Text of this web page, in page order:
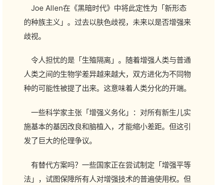
Joe Allen在《黑暗时代》中将此定性为「新形态
的种族主义」。过去以肤色歧视，未来以是否增强来
歧视。
令人担忧的是「生殖隔离」。随着增强人类与普通
人类之间的生物学差异越来越大，双方进化为不同物
种的可能性被提了出来。这意味着人类分化的开端。
一些科学家主张「增强义务化」：对所有新生儿实
施基本的基因改良和脑植入，才能缩小差距。但这引
发了巨大的伦理争议。
有替代方案吗？一些国家正在尝试制定「增强平等
法」，试图保障所有人对增强技术的普遍使用权。但